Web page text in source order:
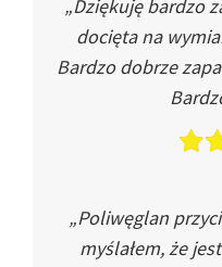
„Dziękuję bardzo
docięta na
Bardzo dobrze
„Poliwęglan
myślałem, że